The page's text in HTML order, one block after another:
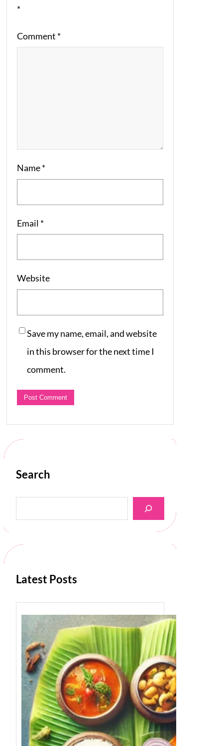
*
Comment *
Name*
Email *
Website
Save my name, email, and website
in this browser for the next time I
comment.
Search
a
h
Latest Posts